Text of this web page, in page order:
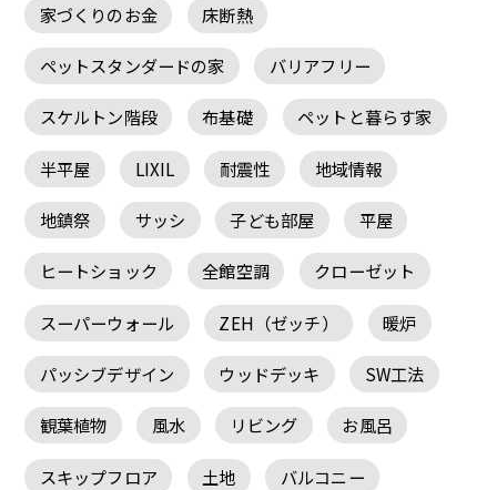
家づくりのお金 床断熱
ペットスタンダードの家 バリアフリー
スケルトン階段 布基礎 ペットと暮らす家
半平屋 LIXIL 耐震性 地域情報
地鎮祭 サッシ 子ども部屋 平屋
ヒートショック 全館空調 クローゼット
スーパーウォール ZEH（ゼッチ） 暖炉
パッシブデザイン ウッドデッキ SW工法
観葉植物 風水 リビング お風呂
スキップフロア 土地 バルコニー